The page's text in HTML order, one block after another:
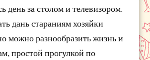
день за столом и телевизором.
дань стараниям хозяйки
можно разнообразить жизнь и
простой прогулкой по